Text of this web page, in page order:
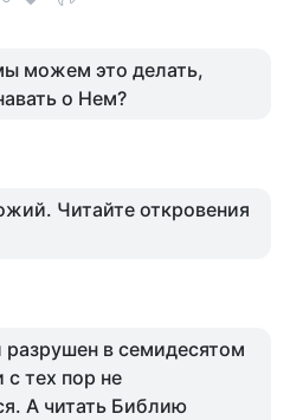
можем это делать,
о Нем?
Читайте откровения
в семидесятом
тех пор не
А читать Библию